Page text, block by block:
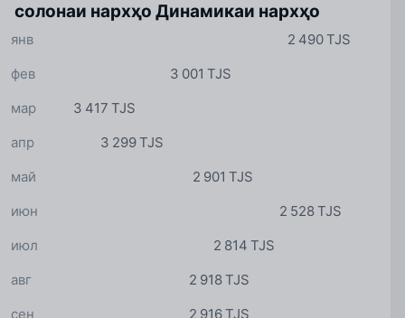
солонаи нархҳо Динамикаи нархҳо
2 490 TJS
янв
3 001 TJS
фев
3 417 TJS
мар
3 299 TJS
апр
2 901 TJS
май
2 528 TJS
июн
2 814 TJS
июл
2 918 TJS
авг
2 916 TJS
сен